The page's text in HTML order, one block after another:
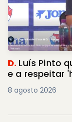
D. Luís Pinto
e a respeitar
8 agosto 2026